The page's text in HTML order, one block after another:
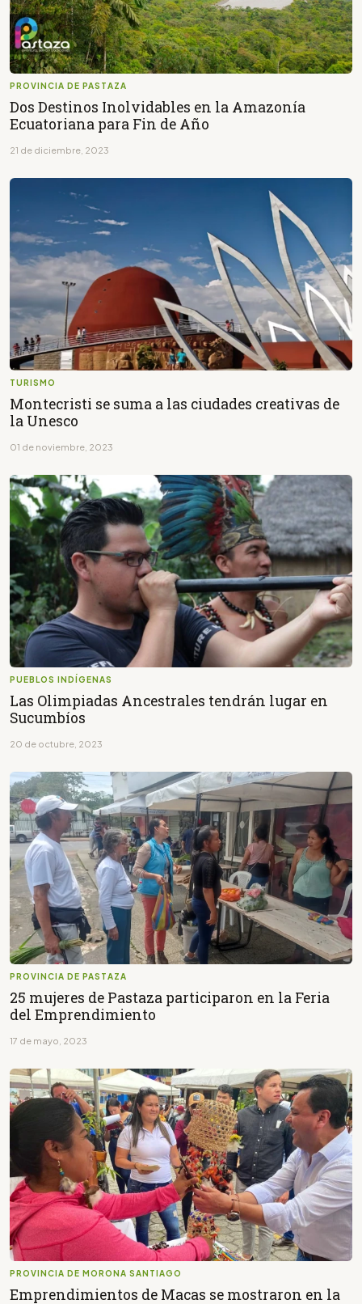
PROVINCIA DE PASTAZA
Dos Destinos Inolvidables en la Amazonía
Ecuatoriana para Fin de Año
21 de diciembre, 2023
TURISMO
Montecristi se suma a las ciudades creativas de
la Unesco
01 de noviembre, 2023
PUEBLOS INDÍGENAS
Las Olimpiadas Ancestrales tendrán lugar en
Sucumbíos
20 de octubre, 2023
PROVINCIA DE PASTAZA
25 mujeres de Pastaza participaron en la Feria
del Emprendimiento
17 de mayo, 2023
PROVINCIA DE MORONA SANTIAGO
Emprendimientos de Macas se mostraron en la